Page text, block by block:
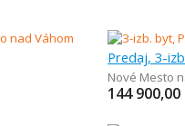
Predaj, 3-
Nové Mesto
144 900,00